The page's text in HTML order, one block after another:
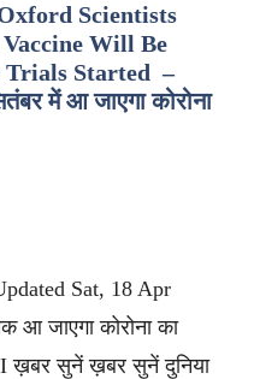
Scientists
Will Be
Trials Started –
में आ जाएगा कोरोना
Sat, 18 Apr
आ जाएगा कोरोना का
ख़बर सुनें ख़बर सुनें दुनिया